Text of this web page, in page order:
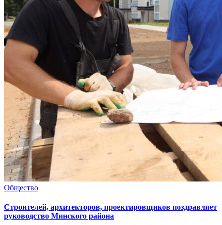
Общество
Cтроителей, архитекторов, проектировщиков поздравляет
руководство Минского района